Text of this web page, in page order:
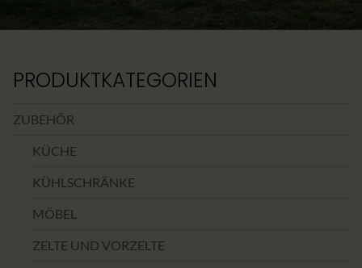
PRODUKTKATEGORIEN
ZUBEHÖR
KÜCHE
KÜHLSCHRÄNKE
MÖBEL
ZELTE UND VORZELTE